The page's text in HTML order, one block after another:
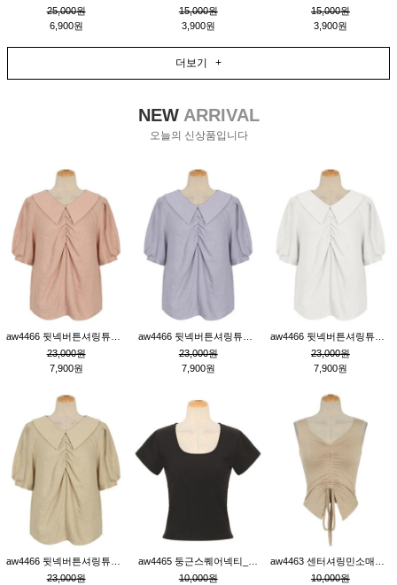
25,000원
6,900원
15,000원
3,900원
15,000원
3,900원
더보기 +
NEWARRIVAL
오늘의 신상품입니다
23,000원
7,900원
23,000원
7,900원
23,000원
7,900원
23,000원
10,000원
10,000원